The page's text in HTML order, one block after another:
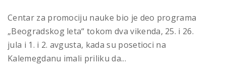
Centar za promociju nauke bio je deo programa
„Beogradskog leta“ tokom dva vikenda, 25. i 26.
jula i 1. i 2. avgusta, kada su posetioci na
Kalemegdanu imali priliku da...